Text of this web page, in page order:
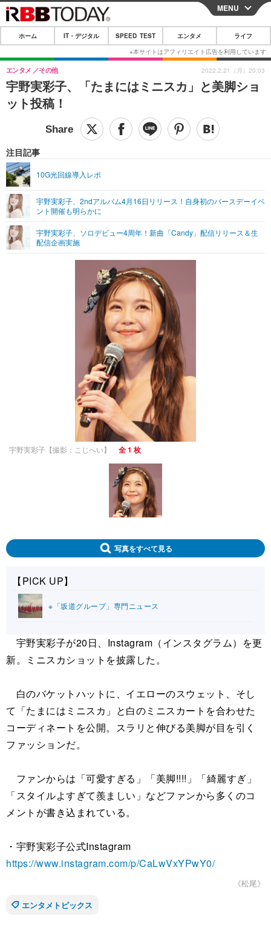
CLOSE
ホーム
IT・デジタル
IT・デジタルTOP スマートフォン
ショッピング その他
SPEED TEST
エンタメTOP 映画・ドラマ
グラビア
ショッピング その他
ライフTOP
その他
リリース一覧
プッシュ通知の停止方法
MENU
ホーム IT・デジタル SPEED TEST エンタメ ライフ
宇野実彩子、「たまにはミニスカ」と美脚ショ
ット投稿！
エンタメ その他
注目記事
10G光回線導入レポ
宇野実彩子、2ndアルバム4月16日リリース！自身初のバースデーイベ
ント開催も明らかに
宇野実彩子、ソロデビュー4周年！新曲「Candy」配信リリース＆生
配信企画実施
2022.2.21（月）20:03
宇野実彩子【撮影：こじへい】 全 1 枚
写真をすべて見る
【PICK UP】
※「坂道グループ」専門ニュース
宇野実彩子が20日、Instagram（インスタグラム）を更
新。ミニスカショットを披露した。
白のバケットハットに、イエローのスウェット、そし
て「たまにはミニスカ」と白のミニスカートを合わせた
コーディネートを公開。スラリと伸びる美脚が目を引く
ファッションだ。
ファンからは「可愛すぎる」「美脚!!!!」「綺麗すぎ」
「スタイルよすぎて羨ましい」などファンから多くのコ
メントが書き込まれている。
・宇野実彩子公式Instagram
https://www.instagram.com/p/CaLwVxYPwY0/
《松尾》
エンタメトピックス